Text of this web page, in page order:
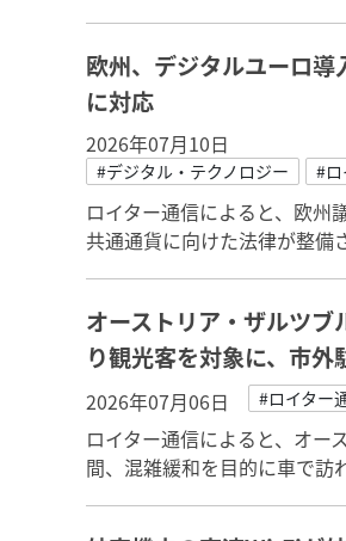
欧州、デジタルユーロ
に対応
2026年07月10日
#デジタル・テクノロジー #
ロイター通信によると、欧州
共通通貨に向けた法律が整備
オーストリア・ザルツ
り観光客を対象に、市外
2026年07月06日 #ロイター
ロイター通信によると、オー
間、混雑緩和を目的に車で訪